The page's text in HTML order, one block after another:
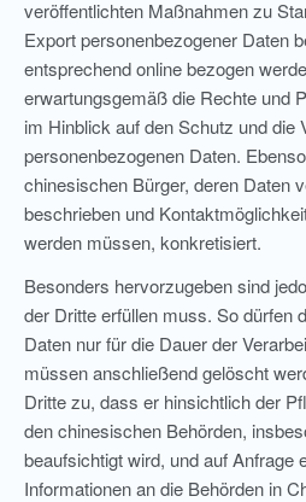
veröffentlichten Maßnahmen zu
Export personenbezogener Daten
entsprechend online bezogen
erwartungsgemäß die Rechte und
im Hinblick auf den Schutz und die
personenbezogenen Daten.
chinesischen Bürger, deren Daten
beschrieben und
werden müssen, konkretisiert.
Besonders hervorzugeben sind
der Dritte erfüllen muss. So dürfen
Daten nur für die Dauer der
müssen anschließend gelöscht
Dritte zu, dass er hinsichtlich der
den chinesischen Behörden,
beaufsichtigt wird, und auf Anfrage
Informationen an die Behörden in